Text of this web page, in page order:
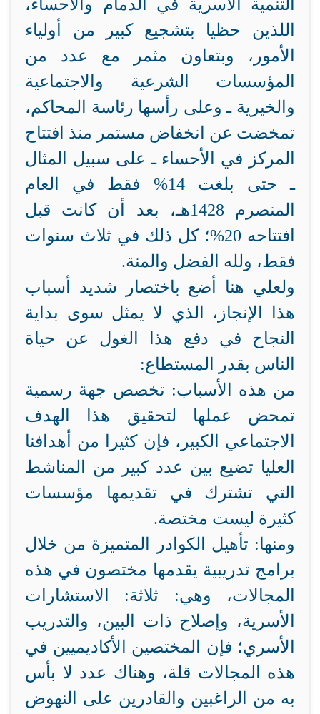
التنمية الأسرية في الدمام والأحساء،
اللذين حظيا بتشجيع كبير من أولياء
الأمور، وبتعاون مثمر مع عدد من
المؤسسات الشرعية والاجتماعية
والخيرية ـ وعلى رأسها رئاسة المحاكم،
تمخضت عن انخفاض مستمر منذ افتتاح
المركز في الأحساء ـ على سبيل المثال
ـ حتى بلغت 14% فقط في العام
المنصرم 1428هـ، بعد أن كانت قبل
افتتاحه 20%؛ كل ذلك في ثلاث سنوات
فقط، ولله الفضل والمنة.
ولعلي هنا أضع باختصار شديد أسباب
هذا الإنجاز، الذي لا يمثل سوى بداية
النجاح في دفع هذا الغول عن حياة
الناس بقدر المستطاع:
من هذه الأسباب: تخصص جهة رسمية
تمحض عملها لتحقيق هذا الهدف
الاجتماعي الكبير، فإن كثيرا من أهدافنا
العليا تضيع بين عدد كبير من المناشط
التي تشترك في تقديمها مؤسسات
كثيرة ليست مختصة.
ومنها: تأهيل الكوادر المتميزة من خلال
برامج تدريبية يقدمها مختصون في هذه
المجالات، وهي: ثلاثة: الاستشارات
الأسرية، وإصلاح ذات البين، والتدريب
الأسري؛ فإن المختصين الأكاديميين في
هذه المجالات قلة، وهناك عدد لا بأس
به من الراغبين والقادرين على النهوض